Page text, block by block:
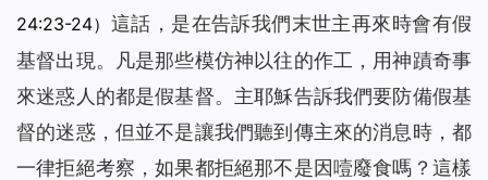
24:23-24） 這話，是在告訴我們末世主再來時會有假
基督出現。凡是那些模仿神以往的作工，用神蹟奇事
來迷惑人的都是假基督。主耶穌告訴我們要防備假基
督的迷惑，但並不是讓我們聽到傳主來的消息時，都
一律拒絕考察，如果都拒絕那不是因噎廢食嗎？這樣